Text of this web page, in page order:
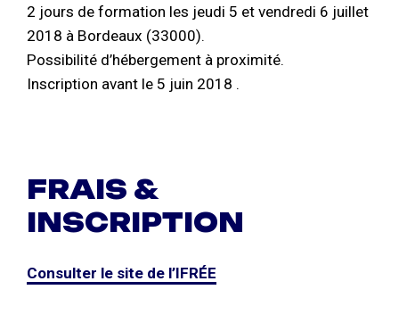
2 jours de formation les jeudi 5 et vendredi 6 juillet
2018 à Bordeaux (33000).
Possibilité d’hébergement à proximité.
Inscription avant le 5 juin 2018 .
FRAIS &
INSCRIPTION
Consulter le site de l’IFRÉE